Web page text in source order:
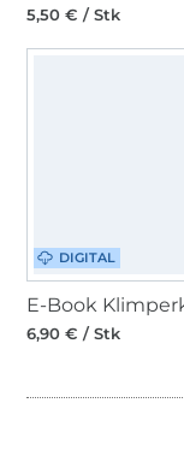
5,50 € / Stk
DIGITAL
6,90 € / Stk